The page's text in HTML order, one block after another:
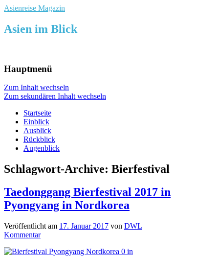
Asienreise Magazin
Asien im Blick
Hauptmenü
Zum Inhalt wechseln
Zum sekundären Inhalt wechseln
Startseite
Einblick
Ausblick
Rückblick
Augenblick
Schlagwort-Archive: Bierfestival
Taedonggang Bierfestival 2017 in
Pyongyang in Nordkorea
Veröffentlicht am 17. Januar 2017 von DWL
Kommentar